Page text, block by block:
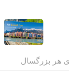
هر بزرگسال